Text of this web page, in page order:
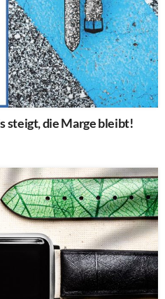
steigt, die Marge bleibt!